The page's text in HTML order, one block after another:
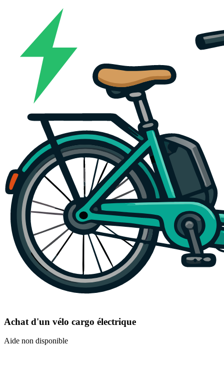
Achat d'un vélo cargo électrique
Aide non disponible